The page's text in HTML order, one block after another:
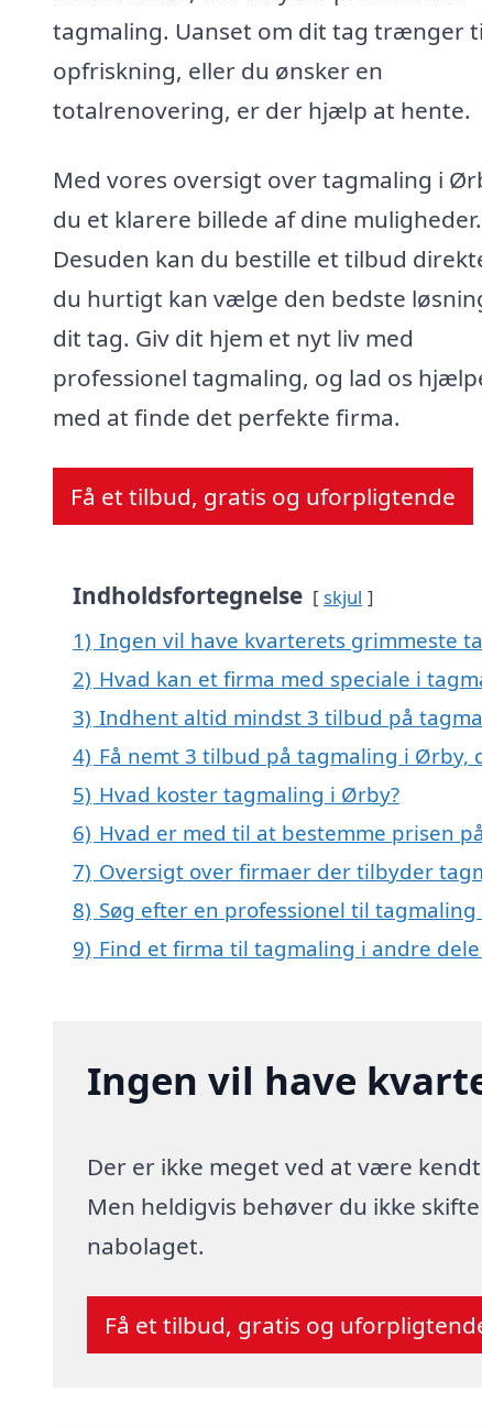
tagmaling. Uanset om dit tag trænger
opfriskning, eller du ønsker en
totalrenovering, er der hjælp at hente.
Med vores oversigt over tagmaling i
du et klarere billede af dine muligheder.
Desuden kan du bestille et tilbud
du hurtigt kan vælge den bedste
dit tag. Giv dit hjem et nyt liv med
professionel tagmaling, og lad os
med at finde det perfekte firma.
Få et tilbud, gratis og uforpligtende
Indholdsfortegnelse skjul
1) Ingen vil have kvarterets grimmeste
2) Hvad kan et firma med speciale i
3) Indhent altid mindst 3 tilbud på
4) Få nemt 3 tilbud på tagmaling i Ørby,
5) Hvad koster tagmaling i Ørby?
6) Hvad er med til at bestemme prisen
7) Oversigt over firmaer der tilbyder
8) Søg efter en professionel til
9) Find et firma til tagmaling i andre
Ingen vil have
Der er ikke meget ved at være
Men heldigvis behøver du ikke
nabolaget.
Få et tilbud, gratis og